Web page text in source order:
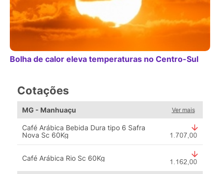
Bolha de calor eleva temperaturas no Centro-Sul
Cotações
MG - Manhuaçu Ver mais
Café Arábica Bebida Dura tipo 6 Safra
Nova Sc 60Kg
Café Arábica Rio Sc 60Kg